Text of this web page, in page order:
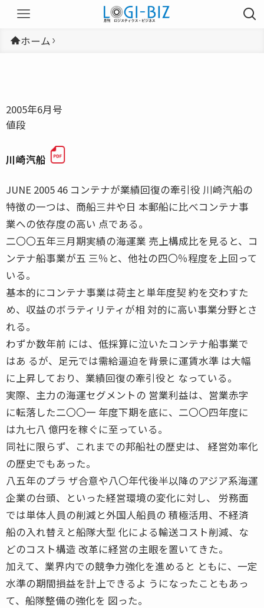
ホーム
2005年6月号
値段
川崎汽船
JUNE 2005 46 コンテナが業績回復の牽引役 川崎汽船の
特徴の一つは、商船三井や日 本郵船に比べコンテナ事
業への依存度の高い 点である。
二〇〇五年三月期実績の海運業 売上構成比を見ると、コ
ンテナ船事業が五 三％と、他社の四〇％程度を上回って
いる。
基本的にコンテナ事業は荷主と単年度契 約を交わすた
め、収益のボラティリティが相 対的に高い事業分野とさ
れる。
わずか数年前 には、低採算に泣いたコンテナ船事業で
はあ るが、足元では需給逼迫を背景に運賃水準 は大幅
に上昇しており、業績回復の牽引役と なっている。
実際、主力の海運セグメントの 営業利益は、営業赤字
に転落した二〇〇一 年度下期を底に、二〇〇四年度に
は九七八 億円を稼ぐに至っている。
同社に限らず、これまでの邦船社の歴史は、 経営効率化
の歴史でもあった。
八五年のプラ ザ合意や八〇年代後半以降のアジア系海運
企業の台頭、といった経営環境の変化に対し、 労務面
では単体人員の削減と外国人船員の 積極活用、不経済
船の入れ替えと船隊大型 化による輸送コスト削減、な
どのコスト構造 改革に経営の主眼を置いてきた。
加えて、業界内での競争力強化を進めると ともに、一定
水準の期間損益を計上できるよ うになったこともあっ
て、船隊整備の強化を 図った。